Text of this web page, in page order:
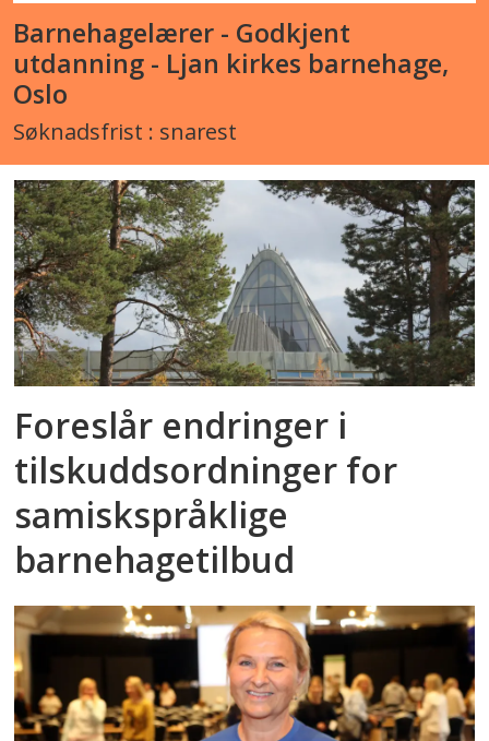
Barnehagelærer - Godkjent
utdanning - Ljan kirkes barnehage,
Oslo
Søknadsfrist : snarest
Foreslår endringer i
tilskuddsordninger for
samiskspråklige
barnehagetilbud